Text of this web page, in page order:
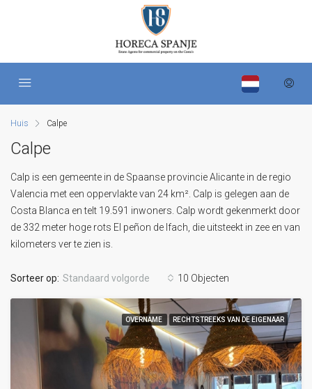
Huis Calpe
Calpe
Calp is een gemeente in de Spaanse provincie Alicante in de regio
Valencia met een oppervlakte van 24 km². Calp is gelegen aan de
Costa Blanca en telt 19.591 inwoners. Calp wordt gekenmerkt door
de 332 meter hoge rots El peñon de Ifach, die uitsteekt in zee en van
kilometers ver te zien is.
10 Objecten
Sorteer op: Standaard volgorde
OVERNAME RECHTSTREEKS VAN DE EIGENAAR